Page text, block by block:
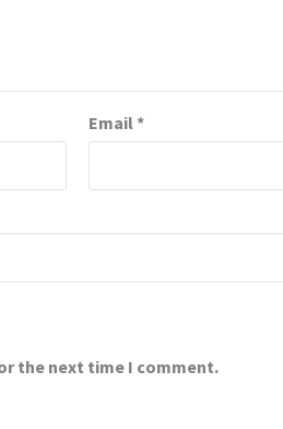
Email*
the next time I comment.